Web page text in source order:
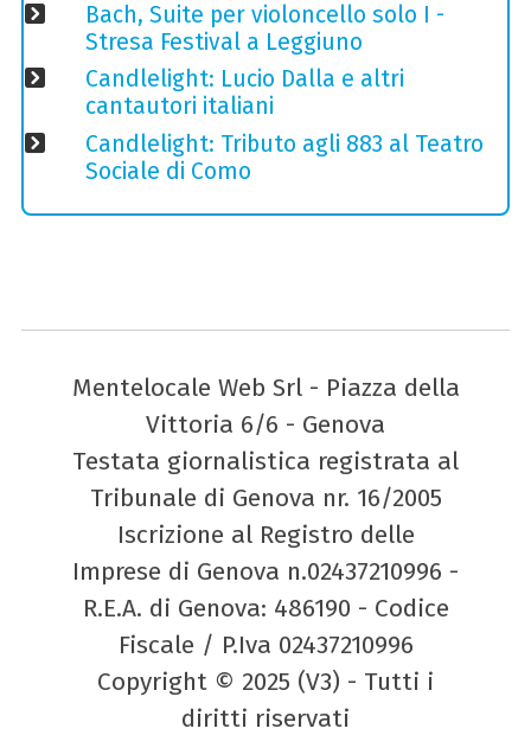
Bach, Suite per violoncello solo I -
Stresa Festival a Leggiuno
Candlelight: Lucio Dalla e altri
cantautori italiani
Candlelight: Tributo agli 883 al Teatro
Sociale di Como
Mentelocale Web Srl - Piazza della
Vittoria 6/6 - Genova
Testata giornalistica registrata al
Tribunale di Genova nr. 16/2005
Iscrizione al Registro delle
Imprese di Genova n.02437210996 -
R.E.A. di Genova: 486190 - Codice
Fiscale / P.Iva 02437210996
Copyright © 2025 (V3) - Tutti i
diritti riservati